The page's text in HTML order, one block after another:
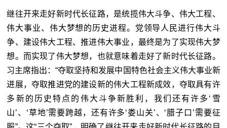
继往开来走好新时代长征路，是统揽伟大斗争、伟大工程、
伟大事业、伟大梦想的历史进程。党领导人民进行伟大斗
争、建设伟大工程、推进伟大事业，最终是为了实现伟大梦
想。而实现了伟大梦想，也就意味着走好了新时代长征路。
习主席指出：“夺取坚持和发展中国特色社会主义伟大事业新
进展，夺取推进党的建设新的伟大工程新成效，夺取具有许
多新的历史特点的伟大斗争新胜利，我们还有许多‘雪
山’、‘草地’需要跨越，还有许多‘娄山关’、‘腊子口’需要征